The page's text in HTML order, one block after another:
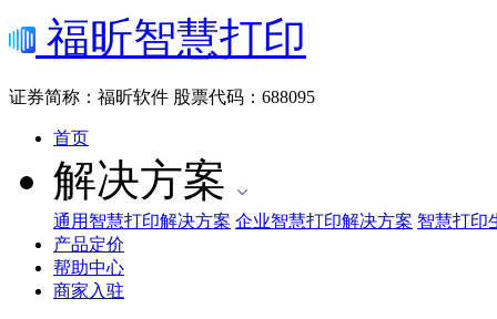
福昕智慧打印
证券简称：福昕软件 股票代码：688095
首页
解决方案
通用智慧打印解决方案 企业智慧打印解决方案 智慧打印
产品定价
帮助中心
商家入驻